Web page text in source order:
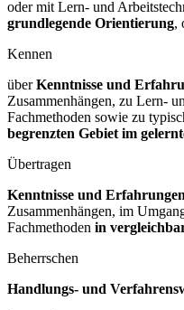
oder mit Lern- und
grundlegende Orientierung,
Kennen
überKenntnisse und
Zusammenhängen, zu Lern-
Fachmethoden sowie zu
begrenzten Gebiet im
Übertragen
Kenntnisse und Erfahrungen
Zusammenhängen, im
Fachmethoden in
Beherrschen
Handlungs- und